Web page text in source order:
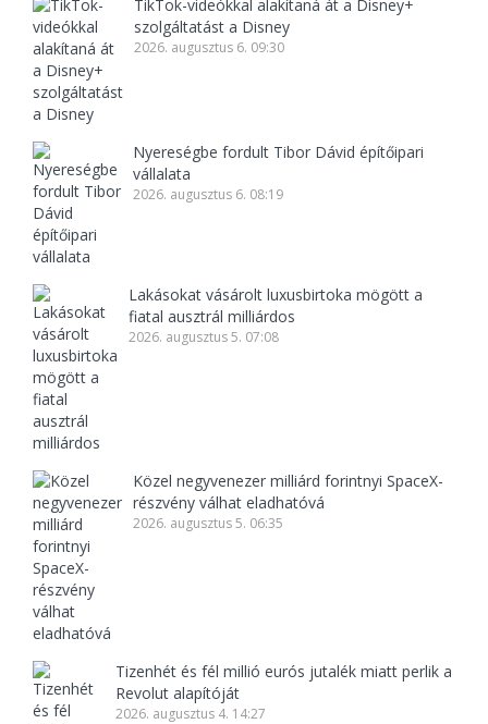
TikTok-videókkal alakítaná át a Disney+
szolgáltatást a Disney
2026. augusztus 6. 09:30
Nyereségbe fordult Tibor Dávid építőipari
vállalata
2026. augusztus 6. 08:19
Lakásokat vásárolt luxusbirtoka mögött a
fiatal ausztrál milliárdos
2026. augusztus 5. 07:08
Közel negyvenezer milliárd forintnyi SpaceX-
részvény válhat eladhatóvá
2026. augusztus 5. 06:35
Tizenhét és fél millió eurós jutalék miatt perlik a
Revolut alapítóját
2026. augusztus 4. 14:27